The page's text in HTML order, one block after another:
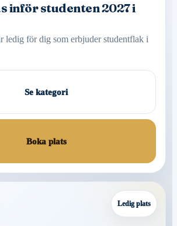
inför studenten 2027 i
ledig för dig som erbjuder studentflak i
Se kategori
Boka plats
Ledig plats